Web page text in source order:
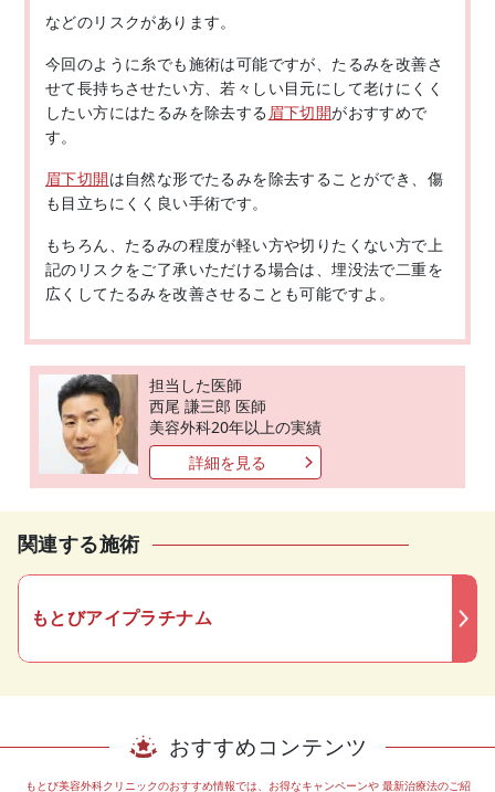
などのリスクがあります。
今回のように糸でも施術は可能ですが、たるみを改善さ
せて長持ちさせたい方、若々しい目元にして老けにくく
したい方にはたるみを除去する 眉下切開がおすすめで
す。
眉下切開は自然な形でたるみを除去することができ、傷
も目立ちにくく良い手術です。
もちろん、たるみの程度が軽い方や切りたくない方で上
記のリスクをご了承いただける場合は、埋没法で二重を
広くしてたるみを改善させることも可能ですよ。
担当した医師
西尾 謙三郎 医師
美容外科20年以上の実績
詳細を見る
関連する施術
もとびアイプラチナム
おすすめコンテンツ
もとび美容外科クリニックのおすすめ情報では、お得なキャンペーンや最新治療法のご紹